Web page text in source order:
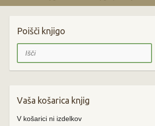
Poišči knjigo
Išči
Vaša košarica knjig
V košarici ni izdelkov